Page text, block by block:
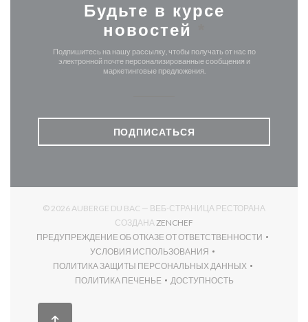
Будьте в курсе
новостей
Подпишитесь на нашу рассылку, чтобы получать от нас по
электронной почте персонализированные сообщения и
маркетинговые предложения.
ПОДПИСАТЬСЯ
© 2026 AUBERGE DU BAC — ВЕБ-СТРАНИЦА РЕСТОРАНА
СОЗДАНА ZENCHEF
ПРЕДУПРЕЖДЕНИЕ ОБ ОТКАЗЕ ОТ ОТВЕТСТВЕННОСТИ
((ОТКРЫВАЕТСЯ В НОВОМ ОКНЕ))
УСЛОВИЯ ИСПОЛЬЗОВАНИЯ
((ОТКРЫВАЕТСЯ В НОВОМ ОКНЕ))
ПОЛИТИКА ЗАЩИТЫ ПЕРСОНАЛЬНЫХ ДАННЫХ
((ОТКРЫВАЕТСЯ В НОВОМ ОКНЕ))
ПОЛИТИКА ПЕЧЕНЬЕ
((ОТКРЫВАЕТСЯ В НОВОМ ОКНЕ))
ДОСТУПНОСТЬ
((ОТКРЫВАЕТСЯ В